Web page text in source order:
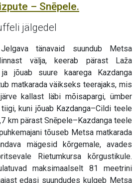
– Snēpele.
jälgedel
tänavaid suundub Metsa
välja, keerab pärast Laža
jõuab suure kaarega Kazdanga
matkarada väikseks teerajaks, mis
kallast läbi mõisapargi, ümber
kuni jõuab Kazdanga–Cildi teele
km pärast Snēpele–Kazdanga teele
tõuseb Metsa matkarada
mägesid kõrgemale, avades
Rietumkursa kõrgustikule.
maksimaalselt 81 meetrini
edasi suundudes kulgeb Metsa